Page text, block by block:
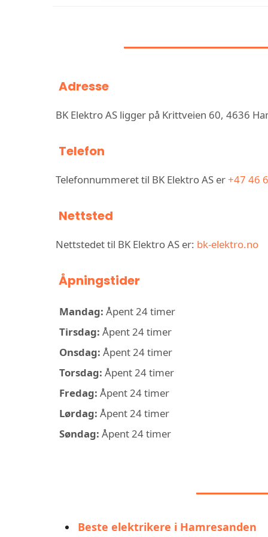
Adresse
BK Elektro AS ligger på Krittveien 60, 4636
Telefon
Telefonnummeret til BK Elektro AS er+47 46
Nettsted
Nettstedet til BK Elektro AS er: bk-elektro.no
Åpningstider
Mandag: Åpent 24 timer
Tirsdag: Åpent 24 timer
Onsdag: Åpent 24 timer
Torsdag: Åpent 24 timer
Fredag: Åpent 24 timer
Lørdag: Åpent 24 timer
Søndag: Åpent 24 timer
Beste elektrikere i Hamresanden